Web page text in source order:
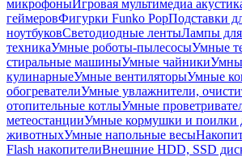
микрофоныИгровая мультимедиа
геймеровФигурки Funko PopПодставки
ноутбуковСветодиодные лентыЛампы
техникаУмные роботы-пылесосыУмные
стиральные машиныУмные чайники
кулинарныеУмные вентиляторыУмные
обогревателиУмные увлажнители,
отопительные котлыУмные
метеостанцииУмные кормушки и поилки
животныхУмные напольные весы
Flash накопителиВнешние HDD, SSD